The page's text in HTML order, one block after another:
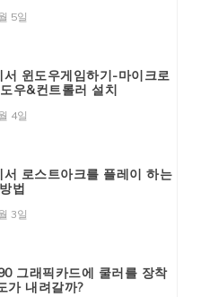
5일
서 윈도우게임하기-마이크로
우&컨트롤러 설치
4일
서 로스트아크를 플레이 하는
법
3일
그래픽카드에 쿨러를 장착
가 내려갈까?